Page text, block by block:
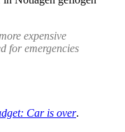
expensive
for emergencies
Car is over.